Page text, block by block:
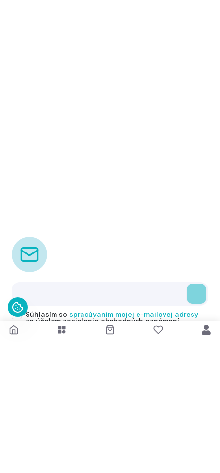
Súhlasím so spracúvaním mojej e-mailovej adresy
za účelom zasielania obchodných oznámení
(newsletterov) v súlade s čl. 6 ods. 1 písm. a)
Nariadenia GDPR. Svoj súhlas môžem kedykoľvek